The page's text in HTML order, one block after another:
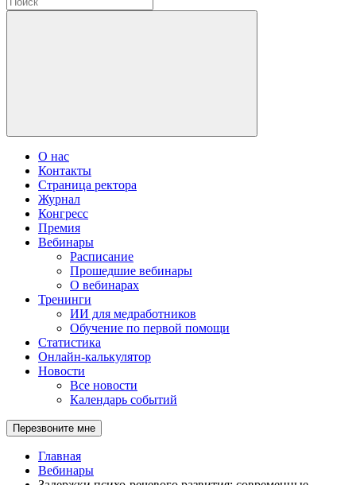
О нас
Контакты
Страница ректора
Журнал
Конгресс
Премия
Вебинары
Расписание
Прошедшие вебинары
О вебинарах
Тренинги
ИИ для медработников
Обучение по первой помощи
Статистика
Онлайн-калькулятор
Новости
Все новости
Календарь событий
Перезвоните мне
Главная
Вебинары